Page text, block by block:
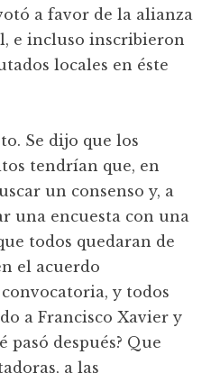
a favor de la alianza
e incluso inscribieron
locales en éste
Se dijo que los
tendrían que, en
un consenso y, a
una encuesta con una
todos quedaran de
el acuerdo
y todos
a Francisco Xavier y
pasó después? Que
a las